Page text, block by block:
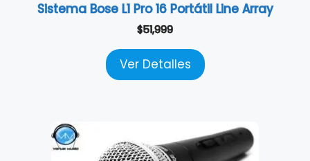
Sistema Bose L1 Pro 16 Portátil Line Array
$51,999
Ver Detalles